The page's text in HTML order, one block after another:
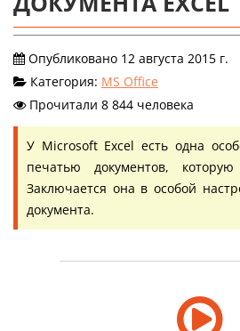
Опубликовано 12 августа 2015 г.
Категория: MS Office
Прочитали 8 844 человека
У Microsoft Excel есть одна
печатью документов, которую
Заключается она в особой
документа.